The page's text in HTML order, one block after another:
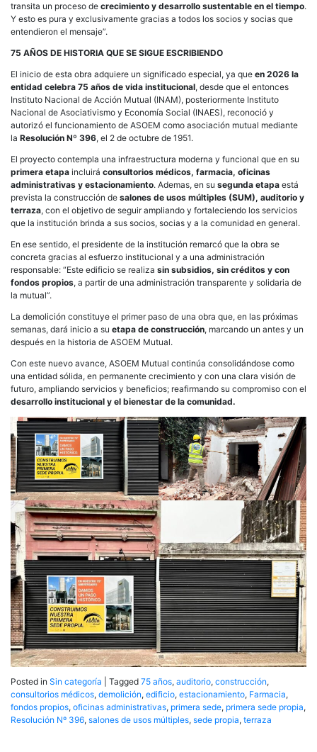
transita un proceso de crecimiento y desarrollo sustentable en el tiempo.
Y esto es pura y exclusivamente gracias a todos los socios y socias que
entendieron el mensaje”.
75 AÑOS DE HISTORIA QUE SE SIGUE ESCRIBIENDO
El inicio de esta obra adquiere un significado especial, ya que en 2026 la
entidad celebra 75 años de vida institucional, desde que el entonces
Instituto Nacional de Acción Mutual (INAM), posteriormente Instituto
Nacional de Asociativismo y Economía Social (INAES), reconoció y
autorizó el funcionamiento de ASOEM como asociación mutual mediante
la Resolución Nº 396, el 2 de octubre de 1951.
El proyecto contempla una infraestructura moderna y funcional que en su
primera etapa incluirá consultorios médicos, farmacia, oficinas
administrativas y estacionamiento. Ademas, en su segunda etapa está
prevista la construcción de salones de usos múltiples (SUM), auditorio y
terraza, con el objetivo de seguir ampliando y fortaleciendo los servicios
que la institución brinda a sus socios, socias y a la comunidad en general.
En ese sentido, el presidente de la institución remarcó que la obra se
concreta gracias al esfuerzo institucional y a una administración
responsable: “Este edificio se realiza sin subsidios, sin créditos y con
fondos propios, a partir de una administración transparente y solidaria de
la mutual”.
La demolición constituye el primer paso de una obra que, en las próximas
semanas, dará inicio a su etapa de construcción, marcando un antes y un
después en la historia de ASOEM Mutual.
Con este nuevo avance, ASOEM Mutual continúa consolidándose como
una entidad sólida, en permanente crecimiento y con una clara visión de
futuro, ampliando servicios y beneficios; reafirmando su compromiso con el
desarrollo institucional y el bienestar de la comunidad.
Posted in Sin categoría Tagged 75 años, auditorio, construcción,
consultorios médicos, demolición, edificio, estacionamiento, Farmacia,
fondos propios, oficinas administrativas, primera sede, primera sede propia,
Resolución Nº 396, salones de usos múltiples, sede propia, terraza